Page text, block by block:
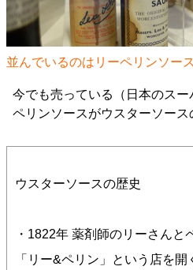
並んでいるのはリーペリンソース
今でも売っている（日本のス
ペリンソースがウスターソース
ウスターソースの歴史
・1822年 薬剤師のリーさんと
「リー&ペリン」という店を開